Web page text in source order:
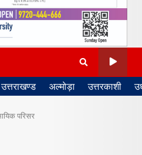
उत्तराखण्ड अल्मोड़ा उत्तरकाशी
परिसर